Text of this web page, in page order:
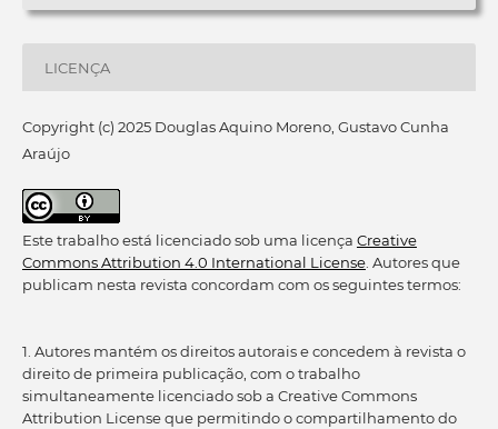
LICENÇA
Copyright (c) 2025 Douglas Aquino Moreno, Gustavo Cunha
Araújo
Este trabalho está licenciado sob uma licença Creative
Commons Attribution 4.0 International License. Autores que
publicam nesta revista concordam com os seguintes termos:
1. Autores mantém os direitos autorais e concedem à revista o
direito de primeira publicação, com o trabalho
simultaneamente licenciado sob a Creative Commons
Attribution License que permitindo o compartilhamento do